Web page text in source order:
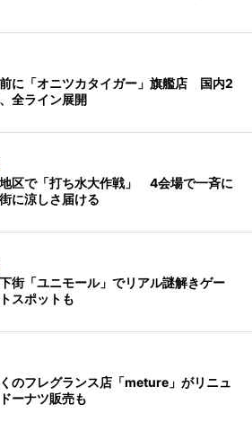
に「オニツカタイガー」旗艦店 国内2
全ライン展開
区で「打ち水大作戦」 4会場で一斉に
に涼しさ届ける
街「ユニモール」でリアル謎解きゲー
スポットも
のフレグランス店「meture」がリニュ
ーナツ販売も